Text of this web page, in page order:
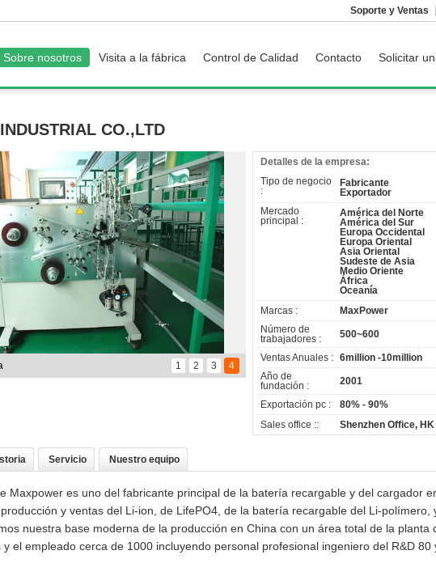
Soporte y Ventas
Sobre nosotros Visita a la fábrica Control de Calidad Contacto Solicitar
CO.,LTD
1 2 3 4
Detalles de la empresa:
Tipo de negocio
:
Fabricante
Exportador
Mercado
principal :
América del Norte
América del Sur
Europa Occidental
Europa Oriental
Asia Oriental
Sudeste de Asia
Medio Oriente
África
Oceanía
Marcas :
MaxPower
Número de
trabajadores :
500~600
Ventas Anuales : 6million -10million
Año de
fundación :
2001
Exportación pc :
80% - 90%
Sales office ::
Shenzhen Office,
Servicio Nuestro equipo
Maxpower es uno del fabricante principal de la batería recargable y del cargador
y ventas del Li-ion, de LifePO4, de la batería recargable del Li-polímero,
nuestra base moderna de la producción en China con un área total de la planta
y el empleado cerca de 1000 incluyendo personal profesional ingeniero del R&D 80